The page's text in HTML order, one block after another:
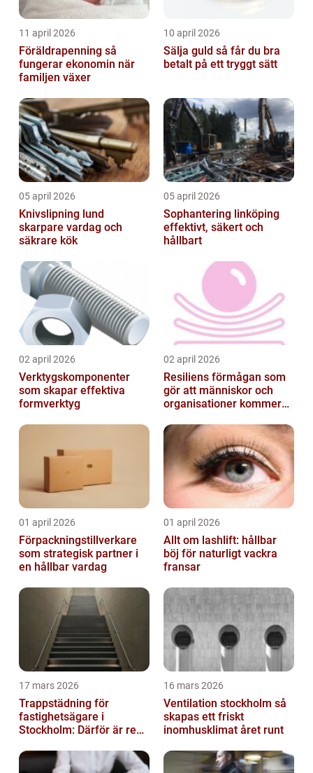
11 april 2026
Föräldrapenning så
fungerar ekonomin när
familjen växer
10 april 2026
Sälja guld så får du bra
betalt på ett tryggt sätt
05 april 2026
Knivslipning lund
skarpare vardag och
säkrare kök
05 april 2026
Sophantering linköping
effektivt, säkert och
hållbart
02 april 2026
Verktygskomponenter
som skapar effektiva
formverktyg
02 april 2026
Resiliens förmågan som
gör att människor och
organisationer kommer
01 april 2026
Förpackningstillverkare
som strategisk partner i
en hållbar vardag
01 april 2026
Allt om lashlift: hållbar
böj för naturligt vackra
fransar
17 mars 2026
Trappstädning för
fastighetsägare i
Stockholm: Därför är rena
investering
16 mars 2026
Ventilation stockholm så
skapas ett friskt
inomhusklimat året runt